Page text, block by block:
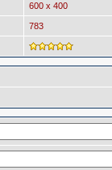
600 x 400
783